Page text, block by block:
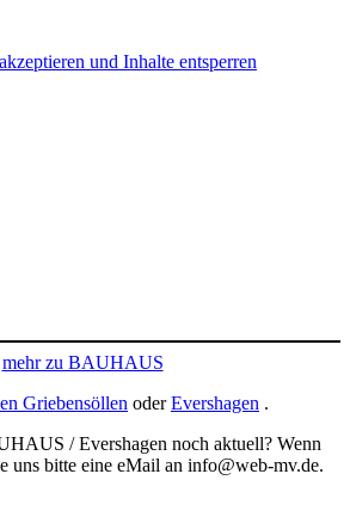
und Inhalte entsperren
mehr zu BAUHAUS
Griebensöllen oderEvershagen .
/ Evershagen noch aktuell? Wenn
uns bitte eine eMail an info@web-mv.de.